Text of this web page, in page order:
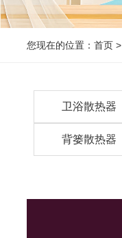
您现在的位置：首页 >
卫浴散热器
背篓散热器